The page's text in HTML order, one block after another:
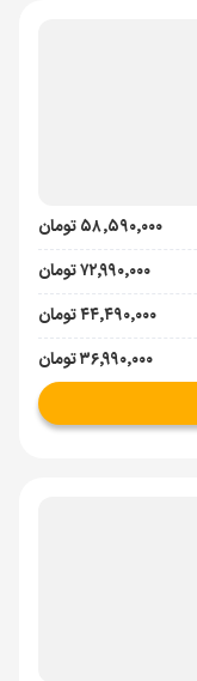
۵۸٬۵۹۰٬۰۰۰ تومان
۷۲٬۹۹۰٬۰۰۰ تومان
۴۴٬۴۹۰٬۰۰۰ تومان
۳۶٬۹۹۰٬۰۰۰ تومان